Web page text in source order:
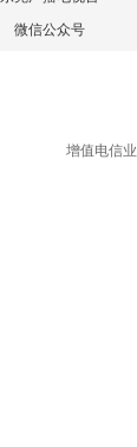
微信公众号
增值电信